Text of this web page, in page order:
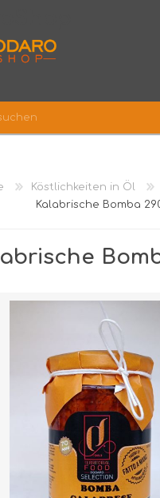
Köstlichkeiten in Öl
Kalabrische Bomba